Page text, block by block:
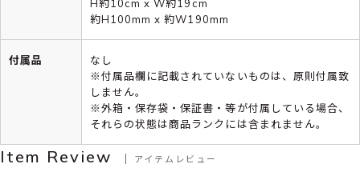
H約10cm x W約19cm
約H100mm x 約W190mm
付属品
なし
※付属品欄に記載されていないものは、原則付属致
しません。
※外箱・保存袋・保証書・等が付属している場合、
それらの状態は商品ランクには含まれません。
Item Review アイテムレビュー